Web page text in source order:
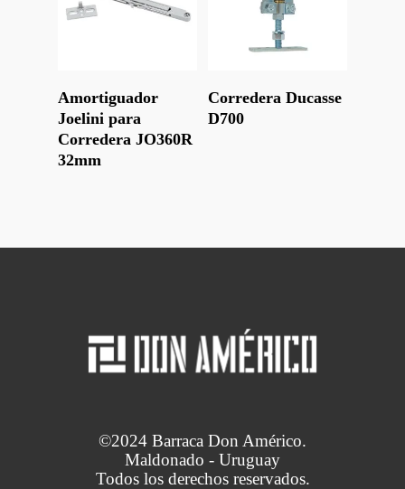
Leer Más
Amortiguador
Joelini para
Corredera JO360R
32mm
Corredera Ducasse
D700
©2024 Barraca Don Américo.
Maldonado - Uruguay
Todos los derechos reservados.